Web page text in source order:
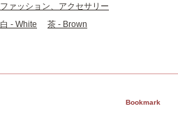
ファッション、アクセサリー
白 - White 茶 - Brown
Bookmark